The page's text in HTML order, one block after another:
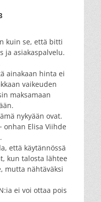
kuin se, että bitti
ja asiakaspalvelu.
ainakaan hinta ei
vaikeuden
maksamaan
nykyään ovat.
onhan Elisa Viihde
että käytännössä
kun talosta lähtee
mutta nähtäväksi
ei voi ottaa pois